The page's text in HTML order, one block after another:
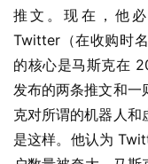
推文。现在，他
Twitter（在收购时
的核心是马斯克在
发布的两条推文和一
克对所谓的机器人和
是这样。他认为